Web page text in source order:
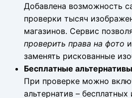
Добавлена возможность
проверки тысяч
магазинов. Сервис
проверить права на фото
заменять рискованные
Бесплатные
При проверке можно
альтернатив –